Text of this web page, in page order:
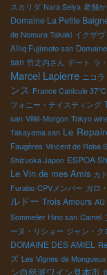
スカリダ Nara Seiya 老舗
Domaine La Petite
de Nomura Takaki イクザヴ
Alliq Fujimoto san
san 竹之内さん デート ラ
Marcel Lapierre ニコ
ンス France Canicule 37℃
フォニー・テイスティング
san Villié-Morgon Tokyo
Takayama san Le
Faugères Vincent de Roba
Shizuoka Japon ESPOA
Le Vin de mes Amis カ
Furabo CPVメンバー ガロ
ルドー Trois Amours AU
Sommelier Hino san Camel
ーヌ・リショー ジャン・ク
DOMAINE DES AMIEL
ズ Les Vignes de Mongueux
ン自然派ワイン見本市